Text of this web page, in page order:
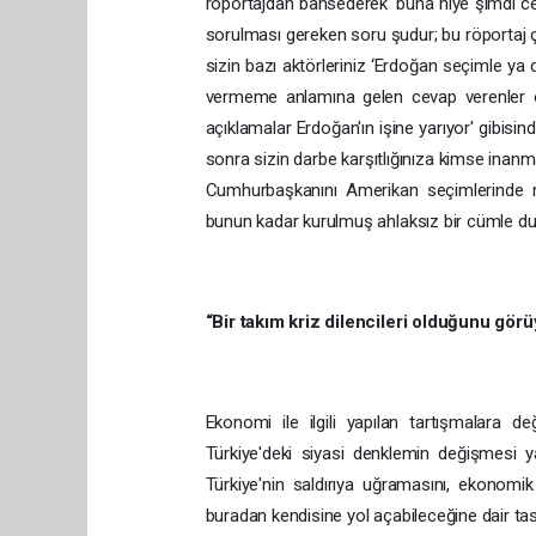
sorulması gereken soru şudur; bu röportaj
sizin bazı aktörleriniz ‘Erdoğan seçimle
vermeme anlamına gelen cevap verenler
açıklamalar Erdoğan'ın işine yarıyor'
sonra sizin darbe karşıtlığınıza kimse
Cumhurbaşkanını Amerikan
bunun kadar kurulmuş ahlaksız bir cümle
“Bir takım kriz dilencileri olduğunu
Ekonomi ile ilgili yapılan tartışmalara
Türkiye'deki siyasi denklemin değişmesi
Türkiye'nin saldırıya uğramasını,
buradan kendisine yol açabileceğine dair